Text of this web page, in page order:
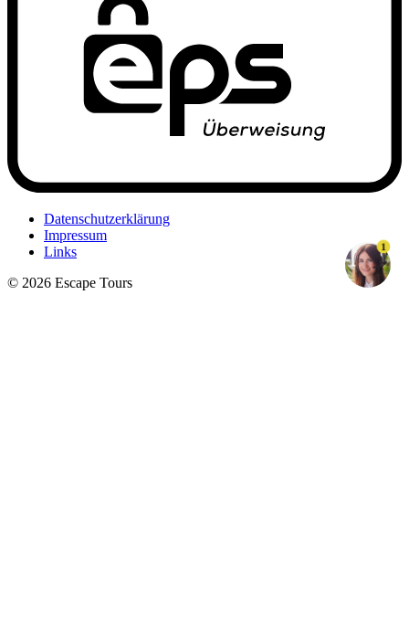
Datenschutzerklärung
Impressum
Links
© 2026 Escape Tours
1